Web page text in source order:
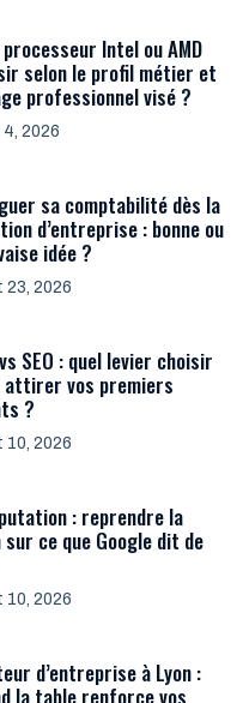
processeur Intel ou AMD
selon le profil métier et
professionnel visé ?
2026
sa comptabilité dès la
d’entreprise : bonne ou
idée ?
23, 2026
SEO : quel levier choisir
attirer vos premiers
?
10, 2026
: reprendre la
sur ce que Google dit de
10, 2026
d’entreprise à Lyon :
la table renforce vos